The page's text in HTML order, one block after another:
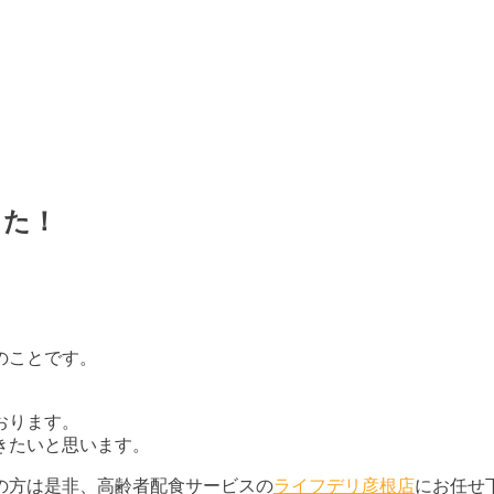
！
とです。
ます。
いと思います。
は是非、高齢者配食サービスのライフデリ彦根店にお任せ